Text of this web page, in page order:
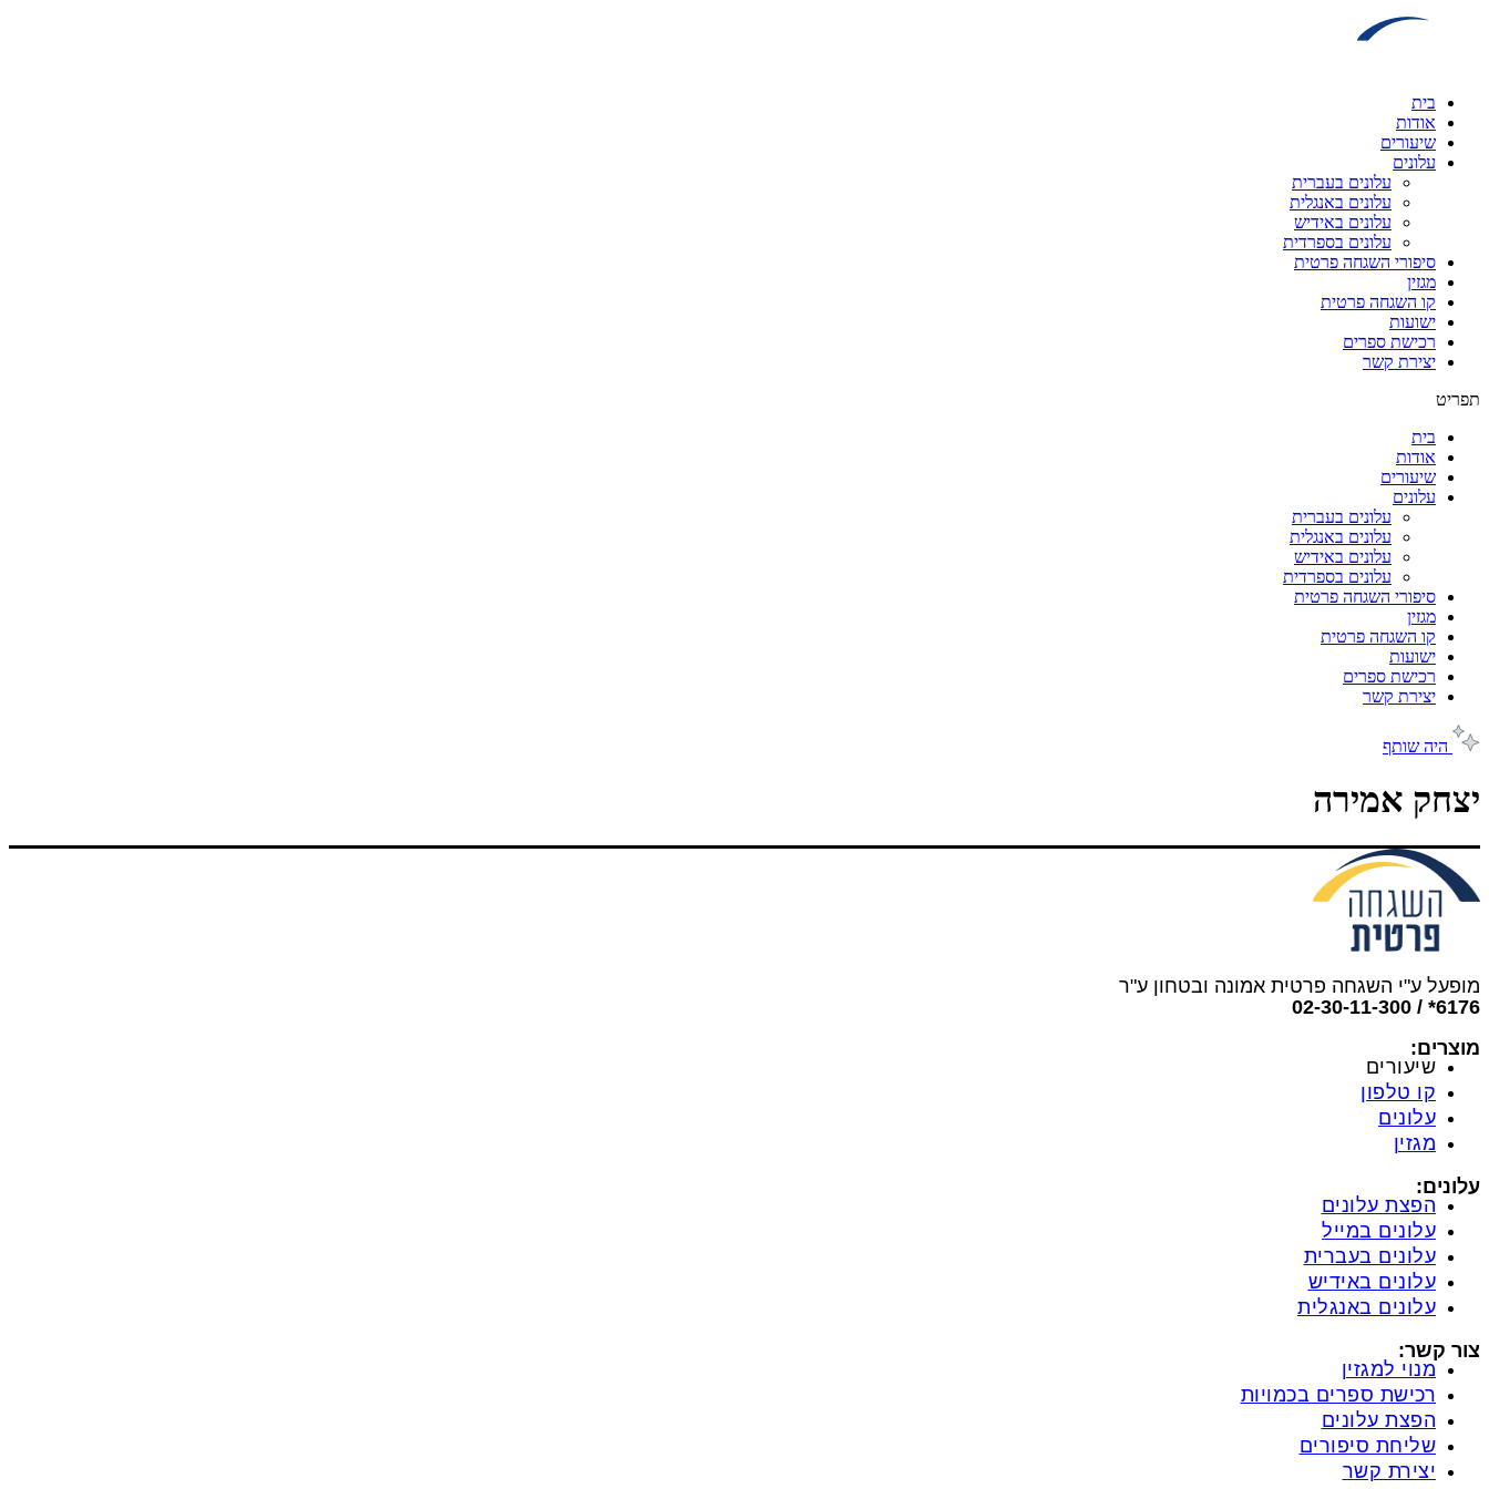
בית
אודות
שיעורים
עלונים
עלונים בעברית
עלונים באנגלית
עלונים באידיש
עלונים בספרדית
סיפורי השגחה פרטית
מגזין
קו השגחה פרטית
ישועות
רכישת ספרים
יצירת קשר
תפריט
בית
אודות
שיעורים
עלונים
עלונים בעברית
עלונים באנגלית
עלונים באידיש
עלונים בספרדית
סיפורי השגחה פרטית
מגזין
קו השגחה פרטית
ישועות
רכישת ספרים
יצירת קשר
היה שותף
יצחק אמירה
מופעל ע"י השגחה פרטית אמונה ובטחון ע"ר
6176* / 02-30-11-300
מוצרים:
שיעורים
קו טלפון
עלונים
מגזין
עלונים:
הפצת עלונים
עלונים במייל
עלונים בעברית
עלונים באידיש
עלונים באנגלית
צור קשר:
מנוי למגזין
רכישת ספרים בכמויות
הפצת עלונים
שליחת סיפורים
יצירת קשר